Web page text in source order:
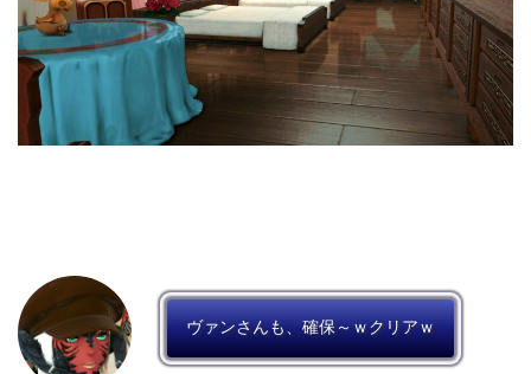
ヴァンさんも、確保～ｗクリアｗ